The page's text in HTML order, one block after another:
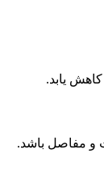
یابد.
و مفاصل باشد.